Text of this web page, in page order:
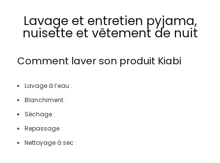
Lavage et entretien pyjama,
nuisette et vêtement de nuit
Comment laver son produit Kiabi
Lavage à l’eau :
Blanchiment :
Séchage :
Repassage :
Nettoyage à sec :